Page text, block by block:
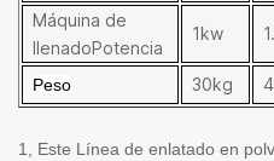
Máquina de
llenadoPotencia
1kw
Peso 30kg
1, Este Línea de enlatado en